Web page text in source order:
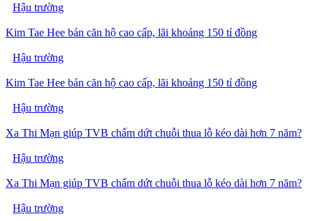
Hậu trường
Kim Tae Hee bán căn hộ cao cấp, lãi khoảng 150 tỉ đồng
Hậu trường
Kim Tae Hee bán căn hộ cao cấp, lãi khoảng 150 tỉ đồng
Hậu trường
Xa Thi Mạn giúp TVB chấm dứt chuỗi thua lỗ kéo dài hơn 7 năm?
Hậu trường
Xa Thi Mạn giúp TVB chấm dứt chuỗi thua lỗ kéo dài hơn 7 năm?
Hậu trường